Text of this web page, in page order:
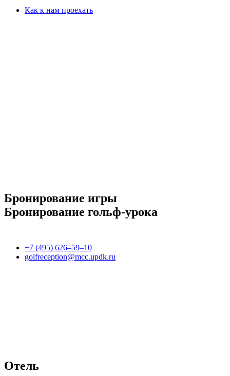
Как к нам проехать
Бронирование игры
Бронирование гольф-урока
+7 (495) 626–59–10
golfreception@mcc.updk.ru
Отель